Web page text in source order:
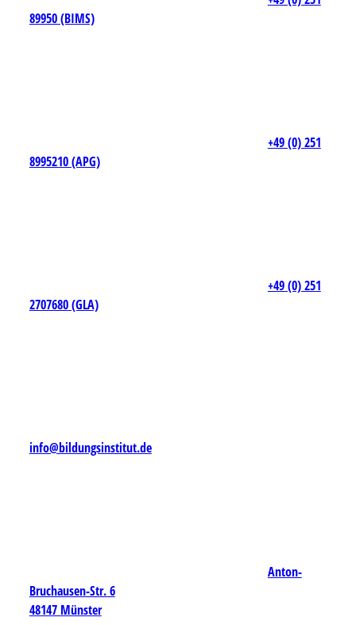
89950 (BIMS)
+49 (0) 251
8995210 (APG)
+49 (0) 251
2707680 (GLA)
info@bildungsinstitut.de
Anton-
Bruchausen-Str. 6
48147 Münster